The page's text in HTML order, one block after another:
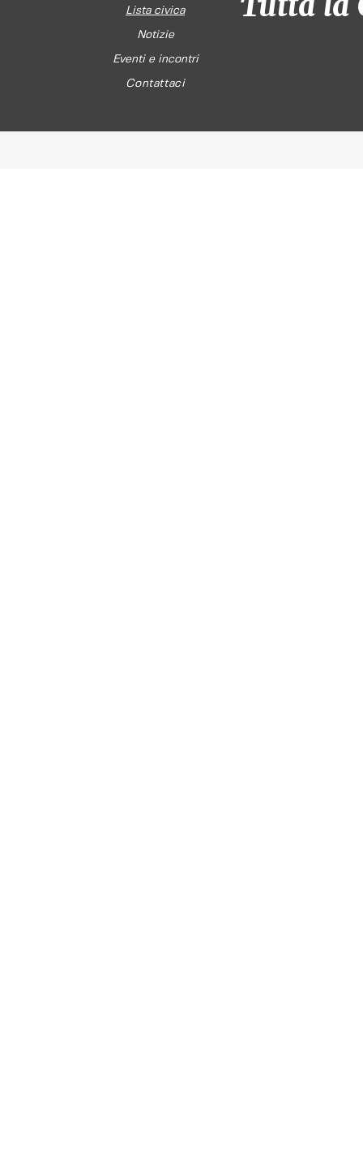
Lista civica
Notizie
Eventi e incontri
Contattaci